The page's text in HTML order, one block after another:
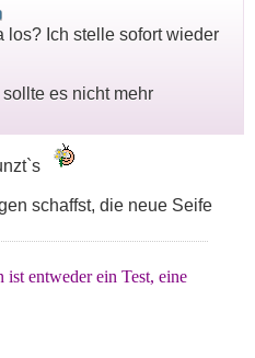
los? Ich stelle sofort wieder
es nicht mehr
schaffst, die neue Seife
ist entweder ein Test, eine